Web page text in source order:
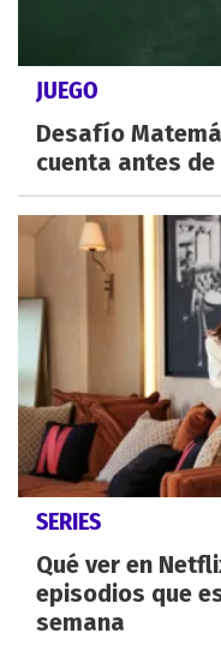
JUEGO
Desafío
cuenta antes
SERIES
Qué ver en
episodios que
semana